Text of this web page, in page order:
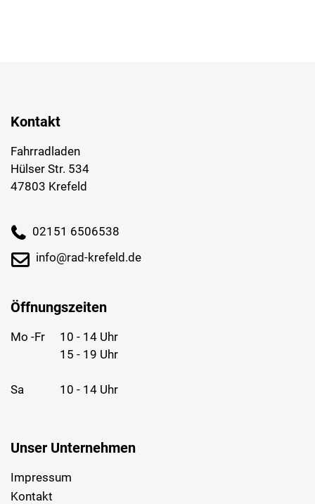
Kontakt
Fahrradladen
Hülser Str. 534
47803 Krefeld
02151 6506538
info@rad-krefeld.de
Öffnungszeiten
Mo -Fr
10 - 14 Uhr
15 - 19 Uhr
Sa 10 - 14 Uhr
Unser Unternehmen
Impressum
Kontakt